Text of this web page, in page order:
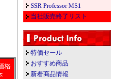
格
SSR Professor MS1
当社販売終了リスト
特価セール
おすすめ商品
新着商品情報